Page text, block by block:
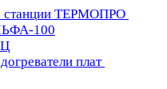
станции ТЕРМОПРО
100
плат